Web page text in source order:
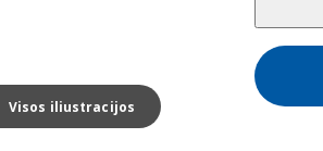
Visos iliustracijos